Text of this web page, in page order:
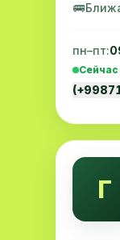
🚌
пн–пт:
Г